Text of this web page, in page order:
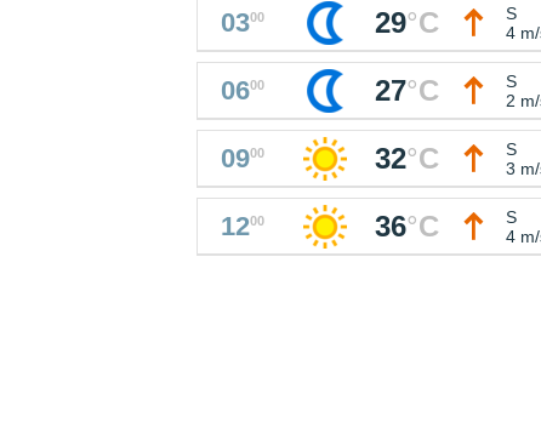
0300 29°C
S
4
0600 27°C
S
2
0900 32°C
S
3
1200 36°C
S
4